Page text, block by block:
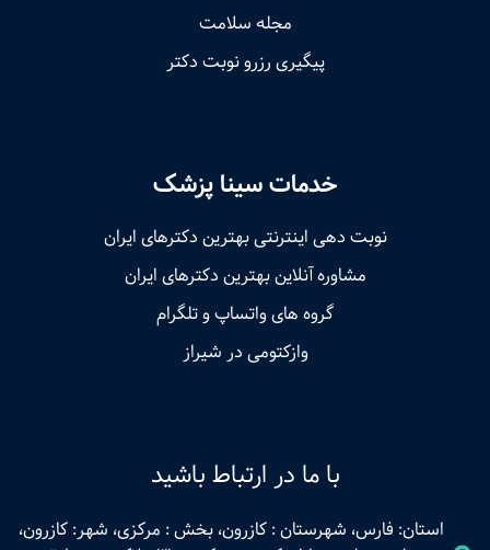
مجله سلامت
پیگیری رزرو نوبت دکتر
خدمات سینا پزشک
نوبت‌ دهی اینترنتی بهترین دکترهای ایران
مشاوره آنلاین بهترین دکترهای ایران
گروه های واتساپ و تلگرام
وازکتومی در شیراز
با ما در ارتباط باشید
استان: فارس، شهرستان : کازرون، بخش : مرکزی، شهر: کازرون،